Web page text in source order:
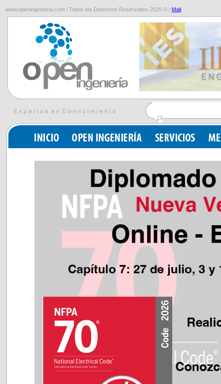
www.openingenieria.com / Todos los Derechos Reservados 2026 © / Mail